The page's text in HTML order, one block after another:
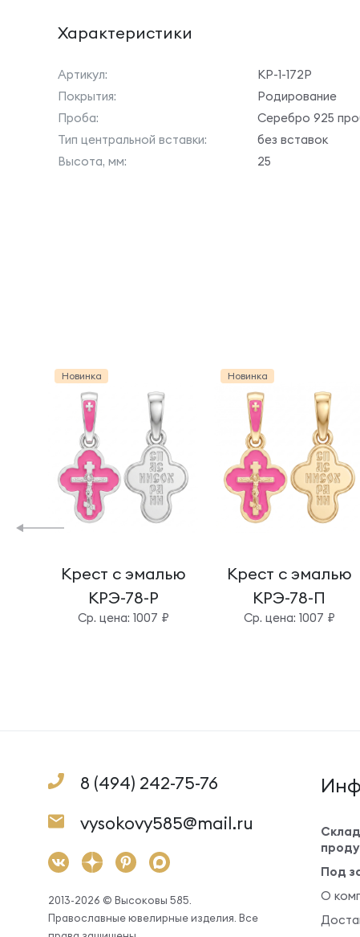
Характеристики
Артикул:
КР-1-172Р
Покрытия:
Родирование
Проба:
Серебро 925
Тип центральной вставки:
без вставок
Высота, мм:
25
Новинка
Крест с эмалью
КРЭ-78-Р
Cр. цена: 1007 ₽
Новинка
Крест с эмалью
КРЭ-78-П
Cр. цена: 1007 ₽
8 (494) 242-75-76
vysokovy585@mail.ru
2013-2026 © Высоковы 585.
Православные ювелирные изделия. Все
Под
О